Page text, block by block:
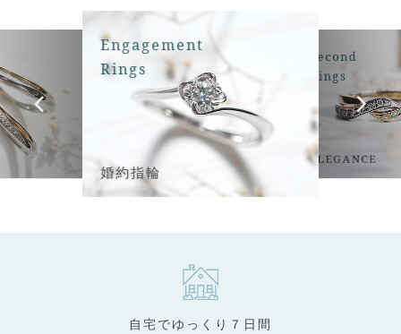
Engagement
Rings
婚約指輪
Second
Rings
ELEGANCE
自宅でゆっくり７日間